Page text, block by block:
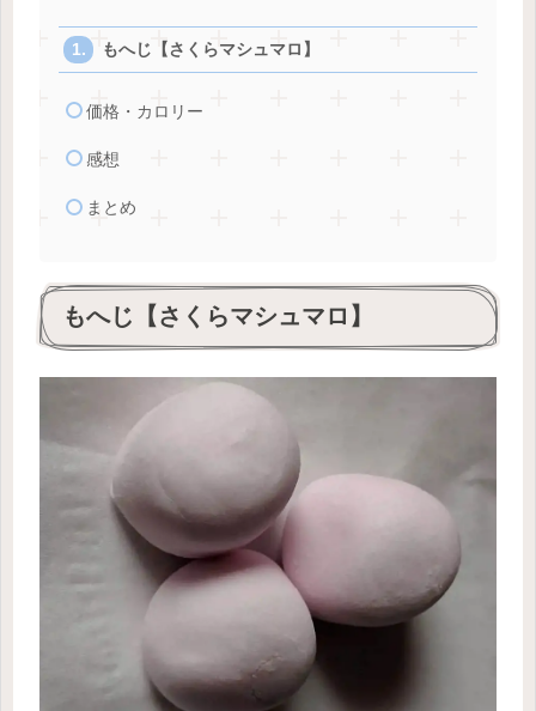
もへじ【さくらマシュマロ】
価格・カロリー
感想
まとめ
もへじ【さくらマシュマロ】